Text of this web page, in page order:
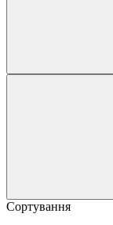
Сортування